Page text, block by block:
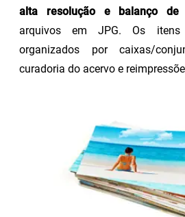
alta resolução e balanço de
arquivos em JPG. Os
organizados por caixas/
curadoria do acervo e